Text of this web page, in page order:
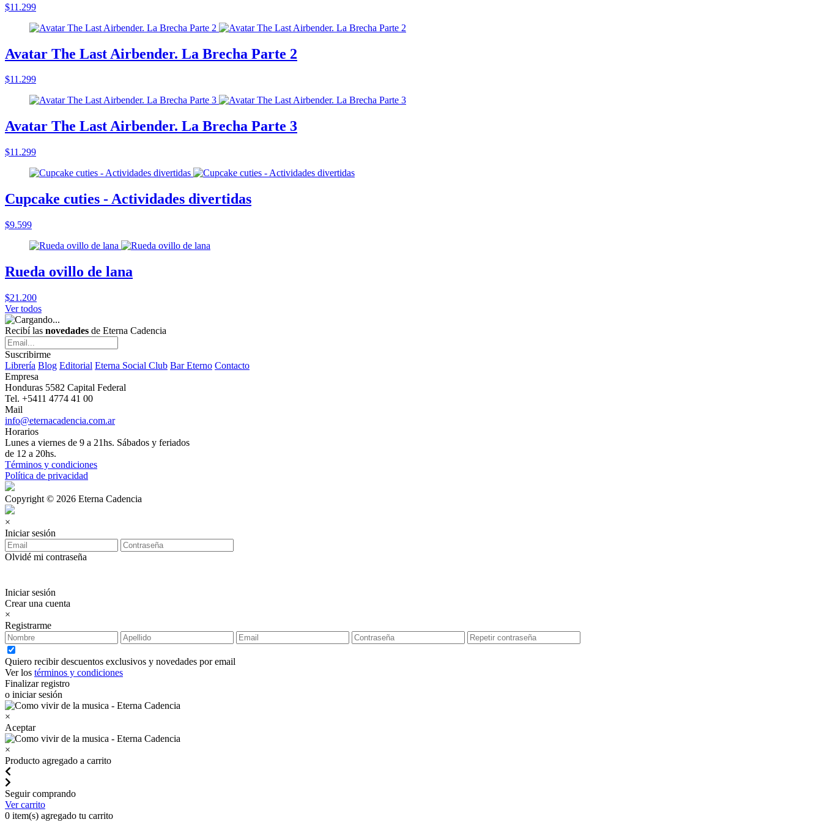
$11.299
Avatar The Last Airbender. La Brecha Parte 2
$11.299
Avatar The Last Airbender. La Brecha Parte 3
$11.299
Cupcake cuties - Actividades divertidas
$9.599
Rueda ovillo de lana
$21.200
Ver todos
Recibí las novedades de Eterna Cadencia
Suscribirme
Librería Blog Editorial Eterna Social Club Bar Eterno Contacto
Empresa
Honduras 5582 Capital Federal
Tel. +5411 4774 41 00
Mail
info@eternacadencia.com.ar
Horarios
Lunes a viernes de 9 a 21hs. Sábados y feriados
de 12 a 20hs.
Términos y condiciones
Política de privacidad
Copyright © 2026 Eterna Cadencia
×
Iniciar sesión
Olvidé mi contraseña
Iniciar sesión
Crear una cuenta
×
Registrarme
Quiero recibir descuentos exclusivos y novedades por email
Ver los términos y condiciones
Finalizar registro
o iniciar sesión
×
Aceptar
×
Producto agregado a carrito
Seguir comprando
Ver carrito
0 item(s) agregado tu carrito